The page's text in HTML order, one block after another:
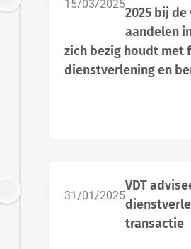
15/03/2025
2025 bij
aandelen
zich bezig houdt met
dienstverlening en
31/01/2025
VDT
transactie